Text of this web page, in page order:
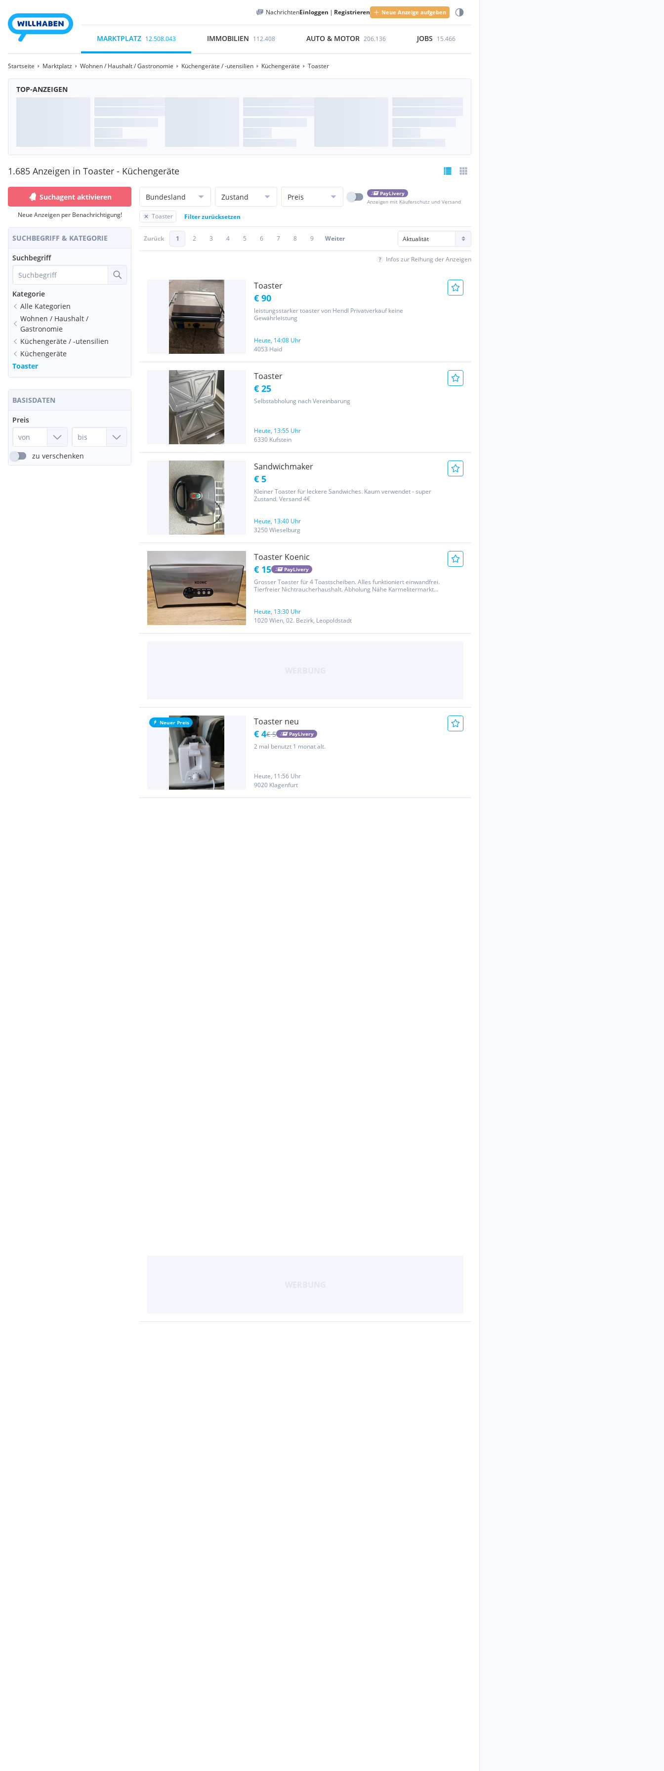
NachrichtenEinloggen | Registrieren Neue Anzeige aufgeben
MARKTPLATZ 12.508.043 IMMOBILIEN 112.408 AUTO & MOTOR 206.136 JOBS 15.466
Startseite Marktplatz Wohnen / Haushalt / Gastronomie Küchengeräte / -utensilien Küchengeräte Toaster
TOP-ANZEIGEN
1.685 Anzeigen in Toaster - Küchengeräte
Suchagent aktivieren
Neue Anzeigen per Benachrichtigung!
SUCHBEGRIFF & KATEGORIE
Suchbegriff
Kategorie
Alle Kategorien
Wohnen / Haushalt /
Gastronomie
Küchengeräte / -utensilien
Küchengeräte
Toaster
BASISDATEN
Preis
zu verschenken
Bundesland Zustand Preis
PayLivery
Anzeigen mit Käuferschutz und Versand
Toaster Filter zurücksetzen
Zurück 1 2 3 4 5 6 7 8 9 Weiter
Infos zur Reihung der Anzeigen
Toaster
€ 90
leistungsstarker toaster von Hendl Privatverkauf keine
Gewährleistung
Heute, 14:08 Uhr
4053 Haid
Toaster
€ 25
Selbstabholung nach Vereinbarung
Heute, 13:55 Uhr
6330 Kufstein
Sandwichmaker
€ 5
Kleiner Toaster für leckere Sandwiches. Kaum verwendet - super
Zustand. Versand 4€
Heute, 13:40 Uhr
3250 Wieselburg
Toaster Koenic
€ 15 PayLivery
Grosser Toaster für 4 Toastscheiben. Alles funktioniert einwandfrei.
Tierfreier Nichtraucherhaushalt. Abholung Nähe Karmelitermarkt
Heute, 13:30 Uhr
1020 Wien, 02. Bezirk, Leopoldstadt
Neuer Preis Toaster neu
€ 4€ 5 PayLivery
2 mal benutzt 1 monat alt.
Heute, 11:56 Uhr
9020 Klagenfurt